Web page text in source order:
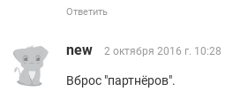
Ответить
new 2 октября 2016 г. 10:28
Вброс "партнёров".